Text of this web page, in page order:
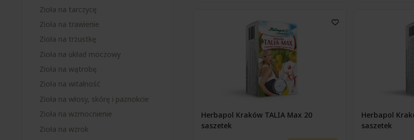
Zioła na tarczycę
Zioła na trawienie
Zioła na trzustkę
Zioła na układ moczowy
Zioła na wątrobę
Zioła na witalność
Zioła na włosy, skórę i paznokcie
Zioła na wzmocnienie
Zioła na wzrok
Herbapol Kraków TALIA Max 20
saszetek
Herbapol
saszetek